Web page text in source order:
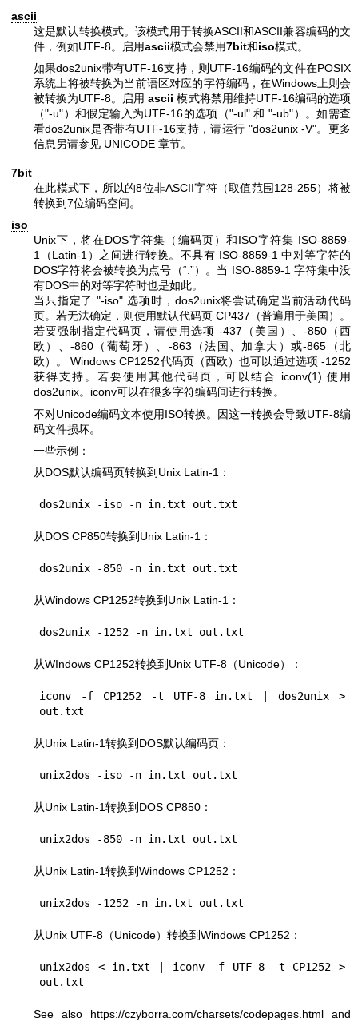
ascii
这是默认转换模式。该模式用于转换ASCII和ASCII兼容编码的文
件，例如UTF-8。启用ascii模式会禁用7bit和iso模式。
如果dos2unix带有UTF-16支持，则UTF-16编码的文件在POSIX
系统上将被转换为当前语区对应的字符编码，在Windows上则会
被转换为UTF-8。启用ascii 模式将禁用维持UTF-16编码的选项
（"-u"）和假定输入为UTF-16的选项（"-ul" 和"-ub"）。如需查
看dos2unix是否带有UTF-16支持，请运行 "dos2unix -V"。更多
信息另请参见 UNICODE 章节。
7bit
在此模式下，所以的8位非ASCII字符（取值范围128-255）将被
转换到7位编码空间。
iso
Unix下，将在DOS字符集（编码页）和ISO字符集 ISO-8859-
1（Latin-1）之间进行转换。不具有 ISO-8859-1 中对等字符的
DOS字符将会被转换为点号（“.”）。当 ISO-8859-1 字符集中没
有DOS中的对等字符时也是如此。
当只指定了"-iso" 选项时，dos2unix将尝试确定当前活动代码
页。若无法确定，则使用默认代码页 CP437（普遍用于美国）。
若要强制指定代码页，请使用选项 -437 （美国）、 -850（西
欧）、-860 （葡萄牙）、 -863 （法国、加拿大）或-865 （北
欧）。 Windows CP1252代码页（西欧）也可以通过选项 -1252
获得支持。若要使用其他代码页，可以结合 iconv(1) 使用
dos2unix。iconv可以在很多字符编码间进行转换。
不对Unicode编码文本使用ISO转换。因这一转换会导致UTF-8编
码文件损坏。
一些示例：
从DOS默认编码页转换到Unix Latin-1：
从DOS CP850转换到Unix Latin-1：
从Windows CP1252转换到Unix Latin-1：
从WIndows CP1252转换到Unix UTF-8（Unicode）：
iconv -f CP1252 -t UTF-8 in.txt | dos2unix >
从Unix Latin-1转换到DOS默认编码页：
从Unix Latin-1转换到DOS CP850：
从Unix Latin-1转换到Windows CP1252：
从Unix UTF-8（Unicode）转换到Windows CP1252：
unix2dos < in.txt | iconv -f UTF-8 -t CP1252 >
See also https://czyborra.com/charsets/codepages.html and